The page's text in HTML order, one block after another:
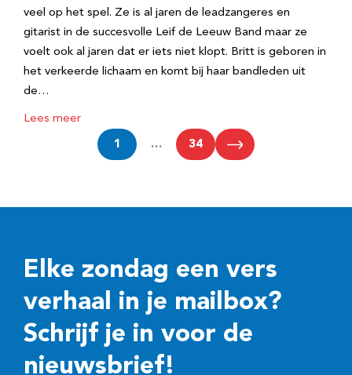
veel op het spel. Ze is al jaren de leadzangeres en
gitarist in de succesvolle Leif de Leeuw Band maar ze
voelt ook al jaren dat er iets niet klopt. Britt is geboren in
het verkeerde lichaam en komt bij haar bandleden uit
de…
Lees meer
1 … 34
Elke zondag een vers
verhaal in je mailbox?
Schrijf je in voor de
nieuwsbrief!